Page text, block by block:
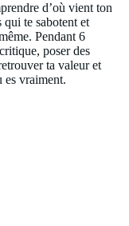
d’où vient ton
qui te sabotent et
Pendant 6
poser des
ta valeur et
es vraiment.